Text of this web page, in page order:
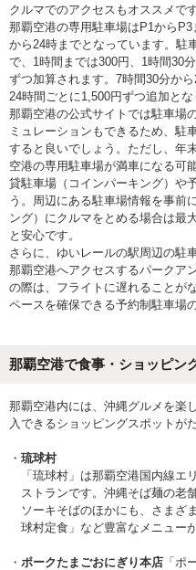
クルマでのアクセスもオススメです
那覇空港の専用駐車場はP1から
から24時までとなっています。駐
で、1時間までは300円、1時間30
ずつ加算されます。7時間30分か
24時間ごとに1,500円ずつ追加とな
那覇空港の公式サイトでは駐車場
ミュレーションもできるため、駐
すると良いでしょう。ただし、年
空港の専用駐車場が満車になる可
貸駐車場（コインパーキング）や
う。周辺にある駐車場情報を事前
ング）にクルマをとめる場合は最
と安心です。
さらに、ゆいレールの駅周辺の駐
那覇空港へアクセスするパークア
の際は、フライトに遅れることが
ペースを確保できる予約制駐車場
那覇空港で食事・ショッピン
那覇空港内には、沖縄グルメを楽
入できるショッピングスポットが
琉球村
「琉球村」は那覇空港国内線エ
ストランです。沖縄そば麺の老
ソーキそばのほかにも、さまざ
球村定食」など豊富なメニュー
ポークたまごおにぎり本店 「ポ